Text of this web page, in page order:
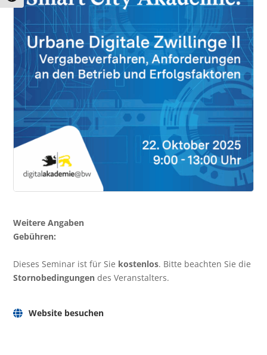
Weitere Angaben
Gebühren:
Dieses Seminar ist für Sie kostenlos. Bitte beachten Sie die
Stornobedingungen des Veranstalters.
Website besuchen